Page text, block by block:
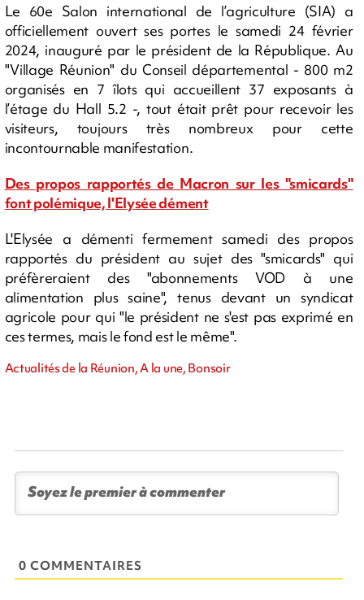
Le 60e Salon international de l’agriculture (SIA) a
officiellement ouvert ses portes le samedi 24 février
2024, inauguré par le président de la République. Au
"Village Réunion" du Conseil départemental - 800 m2
organisés en 7 îlots qui accueillent 37 exposants à
l’étage du Hall 5.2 -, tout était prêt pour recevoir les
visiteurs, toujours très nombreux pour cette
incontournable manifestation.
Des propos rapportés de Macron sur les "smicards"
font polémique, l'Elysée dément
L'Elysée a démenti fermement samedi des propos
rapportés du président au sujet des "smicards" qui
préfèreraient des "abonnements VOD à une
alimentation plus saine", tenus devant un syndicat
agricole pour qui "le président ne s'est pas exprimé en
ces termes, mais le fond est le même".
Actualités de la Réunion, A la une, Bonsoir
0 COMMENTAIRES